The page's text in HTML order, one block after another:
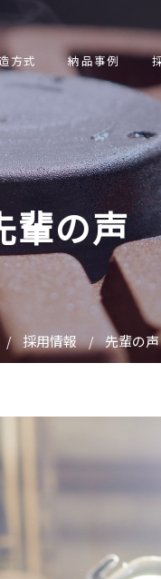
方式 納品事例
輩の声
採用情報 先輩の声